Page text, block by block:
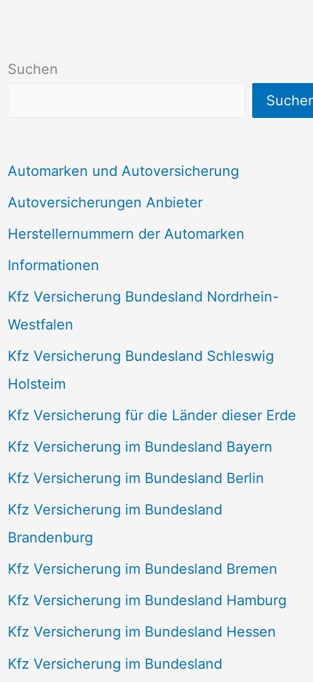
Suchen
Automarken und Autoversicherung
Autoversicherungen Anbieter
Herstellernummern der Automarken
Informationen
Kfz Versicherung Bundesland Nordrhein-
Westfalen
Kfz Versicherung Bundesland Schleswig
Holsteim
Kfz Versicherung für die Länder dieser Erde
Kfz Versicherung im Bundesland Bayern
Kfz Versicherung im Bundesland Berlin
Kfz Versicherung im Bundesland
Brandenburg
Kfz Versicherung im Bundesland Bremen
Kfz Versicherung im Bundesland Hamburg
Kfz Versicherung im Bundesland Hessen
Kfz Versicherung im Bundesland